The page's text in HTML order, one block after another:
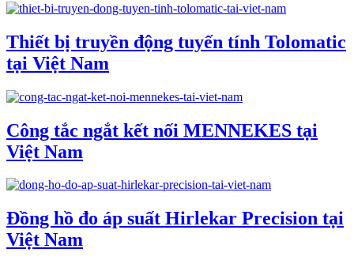
Thiết bị truyền động tuyến tính Tolomatic
tại Việt Nam
Công tắc ngắt kết nối MENNEKES tại
Việt Nam
Đồng hồ đo áp suất Hirlekar Precision tại
Việt Nam